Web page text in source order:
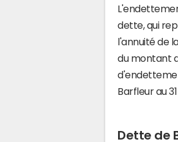
dette, qui
l'annuité de
du montant
Barfleur au
Dette de